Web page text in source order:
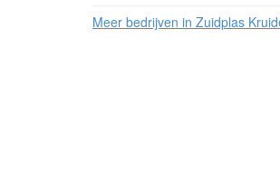
Meer bedrijven in Zuidplas